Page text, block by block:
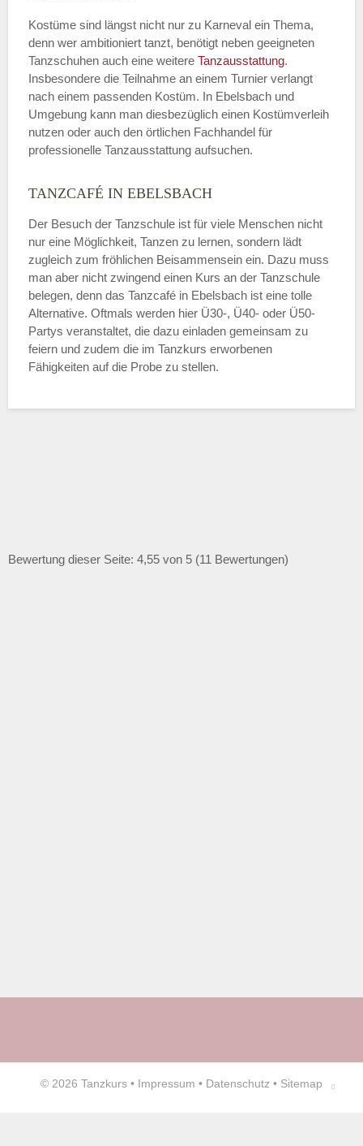
Kostüme sind längst nicht nur zu Karneval ein Thema,
denn wer ambitioniert tanzt, benötigt neben geeigneten
Tanzschuhen auch eine weitere Tanzausstattung.
Insbesondere die Teilnahme an einem Turnier verlangt
nach einem passenden Kostüm. In Ebelsbach und
Umgebung kann man diesbezüglich einen Kostümverleih
nutzen oder auch den örtlichen Fachhandel für
professionelle Tanzausstattung aufsuchen.
TANZCAFÉ IN EBELSBACH
Der Besuch der Tanzschule ist für viele Menschen nicht
nur eine Möglichkeit, Tanzen zu lernen, sondern lädt
zugleich zum fröhlichen Beisammensein ein. Dazu muss
man aber nicht zwingend einen Kurs an der Tanzschule
belegen, denn das Tanzcafé in Ebelsbach ist eine tolle
Alternative. Oftmals werden hier Ü30-, Ü40- oder Ü50-
Partys veranstaltet, die dazu einladen gemeinsam zu
feiern und zudem die im Tanzkurs erworbenen
Fähigkeiten auf die Probe zu stellen.
Bewertung dieser Seite: 4,55 von 5 (11 Bewertungen)
© 2026 Tanzkurs • Impressum • Datenschutz • Sitemap